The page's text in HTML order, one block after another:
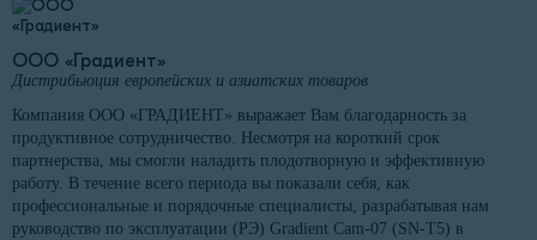
ООО «Градиент»
Дистрибьюция европейских и азиатских товаров
Компания ООО «ГРАДИЕНТ» выражает Вам благодарность за
продуктивное сотрудничество. Несмотря на короткий срок
партнерства, мы смогли наладить плодотворную и эффективную
работу. В течение всего периода вы показали себя, как
профессиональные и порядочные специалисты, разрабатывая нам
руководство по эксплуатации (РЭ) Gradient Cam-07 (SN-T5) в